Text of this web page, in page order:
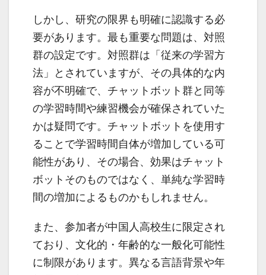
しかし、研究の限界も明確に認識する必
要があります。最も重要な問題は、対照
群の設定です。対照群は「従来の学習方
法」とされていますが、その具体的な内
容が不明確で、チャットボット群と同等
の学習時間や練習機会が確保されていた
かは疑問です。チャットボットを使用す
ることで学習時間自体が増加している可
能性があり、その場合、効果はチャット
ボットそのものではなく、単純な学習時
間の増加によるものかもしれません。
また、参加者が中国人高校生に限定され
ており、文化的・年齢的な一般化可能性
に制限があります。異なる言語背景や年